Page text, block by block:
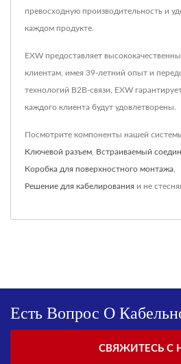
превосходную производительность и
каждом продукте.
EXW предоставляет
клиентам, имея 39-летний опыт и
технологий B2B-связи, EXW
каждого клиента будут удовлетворены.
Посмотрите компоненты нашей
Ключевой разъем Встраиваемый
Коробка для поверхностного монтажа
Решение для кабелирования и не
Есть Вопрос О
СВЯЖИТЕСЬ С